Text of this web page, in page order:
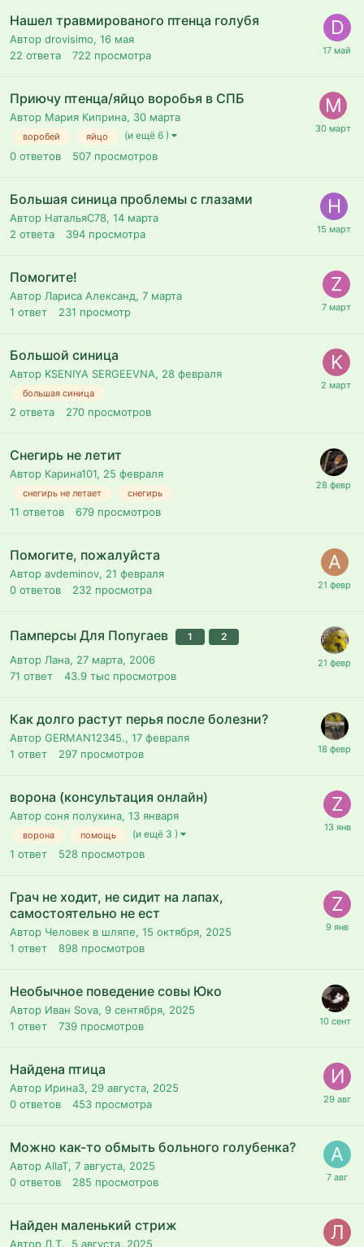
Нашел травмированого птенца голубя
Автор drovisimo, 16 мая
22 ответа 722 просмотра
Приючу птенца/яйцо воробья в СПБ
Автор Мария Киприна, 30 марта
воробей яйцо (и ещё 6 )
0 ответов 507 просмотров
Большая синица проблемы с глазами
Автор НатальяС78, 14 марта
2 ответа 394 просмотра
Помогите!
Автор Лариса Александ, 7 марта
1 ответ 231 просмотр
Большой синица
Автор KSENIYA SERGEEVNA, 28 февраля
большая синица
2 ответа 270 просмотров
Снегирь не летит
Автор Карина101, 25 февраля
снегирь не летает снегирь
11 ответов 679 просмотров
Пoмoгитe, пoжaлyйстa
Автор avdeminov, 21 февраля
0 ответов 232 просмотра
Памперсы Для Попугаев 1 2
Автор Лана, 27 марта, 2006
71 ответ 43.9 тыс просмотров
Как долго растут перья после болезни?
Автор GERMAN12345., 17 февраля
1 ответ 297 просмотров
ворона (консультация онлайн)
Автор соня полухина, 13 января
ворона помощь (и ещё 3 )
1 ответ 528 просмотров
Грач не ходит, не сидит на лапах,
самостоятельно не ест
Автор Человек в шляпе, 15 октября, 2025
1 ответ 898 просмотров
Необычное поведение совы Юко
Автор Иван Sova, 9 сентября, 2025
1 ответ 739 просмотров
Найдена птица
Автор ИринаЗ, 29 августа, 2025
0 ответов 453 просмотра
Можно как-то обмыть больного голубенка?
Автор AllaT, 7 августа, 2025
0 ответов 285 просмотров
Найден маленький стриж
Автор Л.Т., 5 августа, 2025